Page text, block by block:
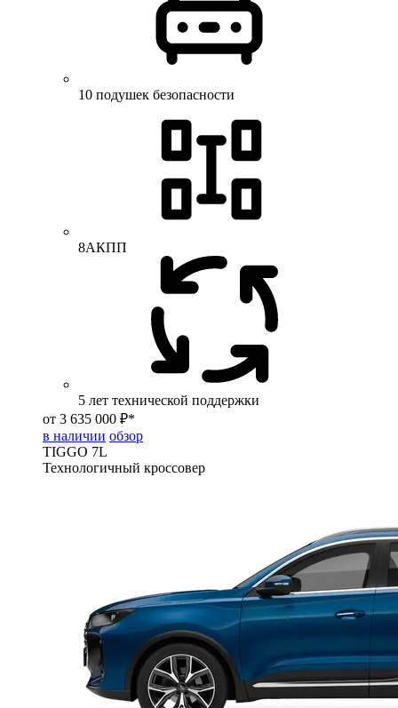
10 подушек безопасности
8АКПП
5 лет технической поддержки
от 3 635 000 ₽*
в наличии обзор
TIGGO 7L
Технологичный кроссовер